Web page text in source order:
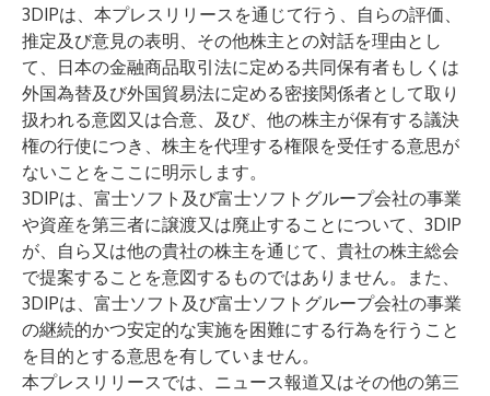
3DIPは、本プレスリリースを通じて行う、自らの評価、
推定及び意見の表明、その他株主との対話を理由とし
て、日本の金融商品取引法に定める共同保有者もしくは
外国為替及び外国貿易法に定める密接関係者として取り
扱われる意図又は合意、及び、他の株主が保有する議決
権の行使につき、株主を代理する権限を受任する意思が
ないことをここに明示します。
3DIPは、富士ソフト及び富士ソフトグループ会社の事業
や資産を第三者に譲渡又は廃止することについて、3DIP
が、自ら又は他の貴社の株主を通じて、貴社の株主総会
で提案することを意図するものではありません。また、
3DIPは、富士ソフト及び富士ソフトグループ会社の事業
の継続的かつ安定的な実施を困難にする行為を行うこと
を目的とする意思を有していません。
本プレスリリースでは、ニュース報道又はその他の第三